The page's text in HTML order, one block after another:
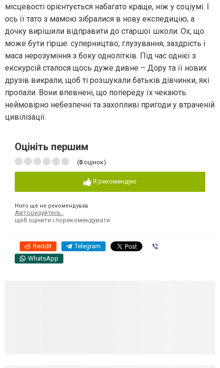
місцевості орієнтується набагато краще, ніж у соціумі. І
ось її тато з мамою зібралися в нову експедицію, а
дочку вирішили відправити до старшої школи. Ох, що
може бути гірше: суперництво, глузування, заздрість і
маса нерозуміння з боку однолітків. Під час однієї з
екскурсій сталося щось дуже дивне – Дору та її нових
друзів викрали, щоб ті розшукали батьків дівчинки, які
пропали. Вони впевнені, що попереду їх чекають
неймовірно небезпечні та захопливі пригоди у втраченій
цивілізації.
Оцініть першим
(0 оцінок)
Я рекомендую
Ніхто ще не рекомендував
Авторизуйтесь
щоб оцінити і порекомендувати
Reddit Telegram
WhatsApp